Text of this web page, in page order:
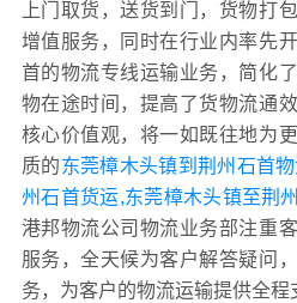
上门取货，送货到门，货物打
增值服务，同时在行业内率先
首的物流专线运输业务，简化
物在途时间，提高了货物流通
核心价值观，将一如既往地为
质的东莞樟木头镇到荆州石首
州石首货运,东莞樟木头镇至荆
港邦物流公司物流业务部注重
服务，全天候为客户解答疑问
务，为客户的物流运输提供全程